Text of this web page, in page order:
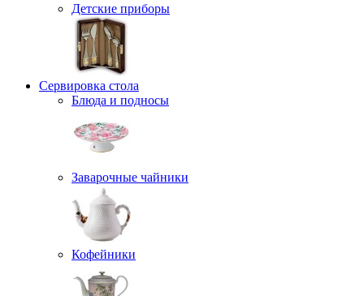
Детские приборы
Сервировка стола
Блюда и подносы
Заварочные чайники
Кофейники